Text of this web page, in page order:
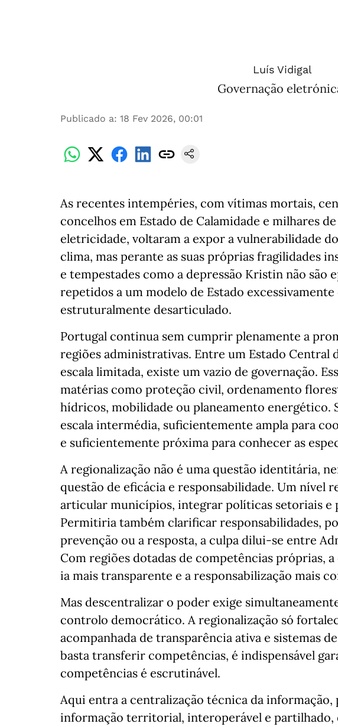
Luís Vidigal
Governação
Publicado a: 18 Fev 2026, 00:01
As recentes intempéries, com vítimas mortais,
concelhos em Estado de Calamidade e milhares
eletricidade, voltaram a expor a vulnerabilidade
clima, mas perante as suas próprias fragilidades
e tempestades como a depressão Kristin não são
repetidos a um modelo de Estado
estruturalmente desarticulado.
Portugal continua sem cumprir plenamente a
regiões administrativas. Entre um Estado Central
escala limitada, existe um vazio de governação.
matérias como proteção civil, ordenamento
hídricos, mobilidade ou planeamento energético.
escala intermédia, suficientemente ampla para
e suficientemente próxima para conhecer as
A regionalização não é uma questão identitária,
questão de eficácia e responsabilidade. Um nível
articular municípios, integrar políticas setoriais e
Permitiria também clarificar responsabilidades,
prevenção ou a resposta, a culpa dilui-se entre
Com regiões dotadas de competências próprias,
ia mais transparente e a responsabilização mais
Mas descentralizar o poder exige
controlo democrático. A regionalização só
acompanhada de transparência ativa e sistemas
basta transferir competências, é indispensável
competências é escrutinável.
Aqui entra a centralização técnica da informação,
informação territorial, interoperável e partilhado,